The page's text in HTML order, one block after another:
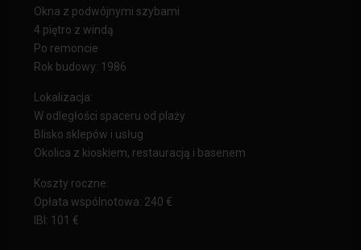
Okna z podwójnymi szybami
4 piętro z windą
Po remoncie
Rok budowy: 1986
Lokalizacja:
W odległości spaceru od plaży
Blisko sklepów i usług
Okolica z kioskiem, restauracją i basenem
Koszty roczne:
Opłata wspólnotowa: 240 €
IBI: 101 €